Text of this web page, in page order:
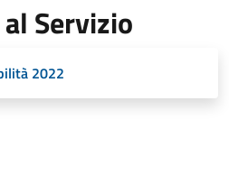
Servizio
2022